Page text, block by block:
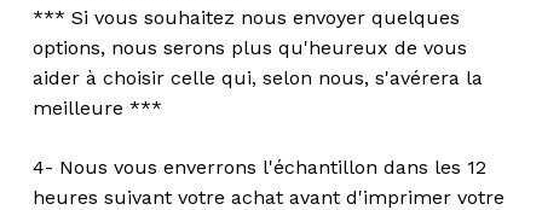
*** Si vous souhaitez nous envoyer quelques
options, nous serons plus qu'heureux de vous
aider à choisir celle qui, selon nous, s'avérera la
meilleure ***
4- Nous vous enverrons l'échantillon dans les 12
heures suivant votre achat avant d'imprimer votre